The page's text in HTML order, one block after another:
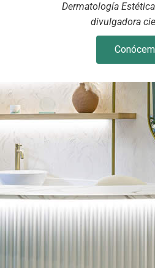
Dermatología
divulgadora